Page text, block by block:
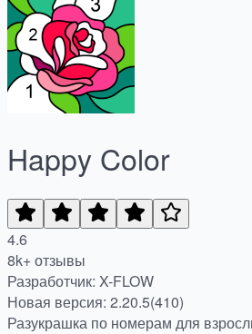
Happy Color
4.6
8k+ отзывы
Разработчик: X-FLOW
Новая версия: 2.20.5(410)
Разукрашка по номерам для